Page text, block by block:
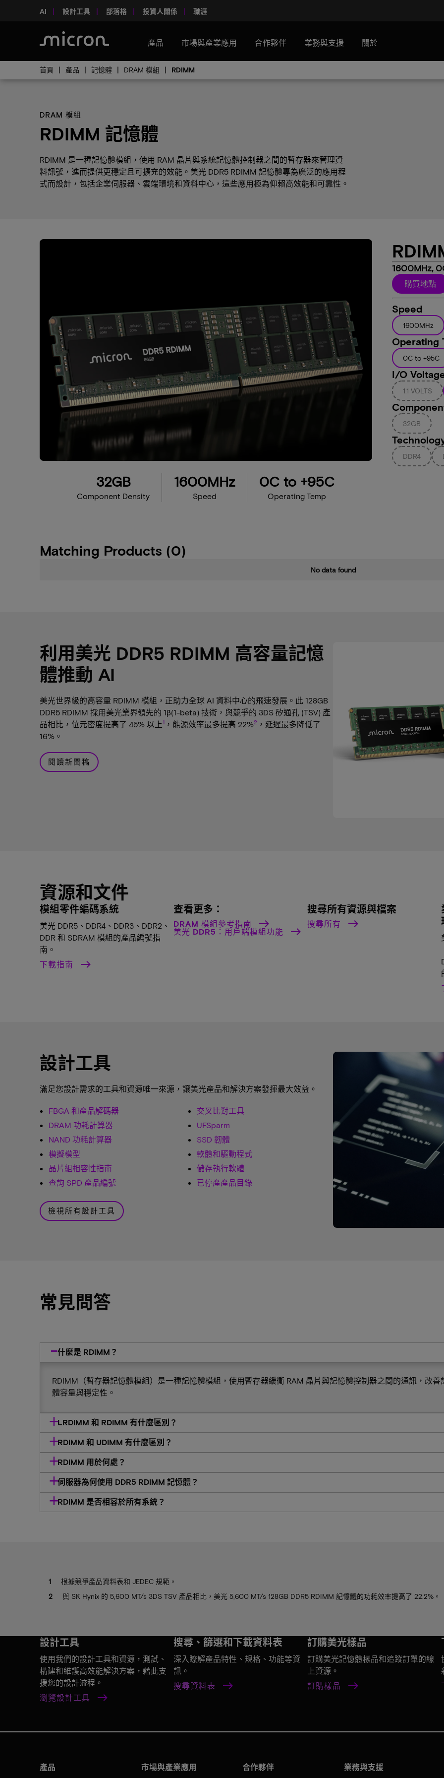
AI 設計工具 部落格 投資人關係 職涯
產品 市場與產業應用 合作夥伴 業務與支援 關於
首頁 產品 記憶體 DRAM 模組 RDIMM
DRAM 模組
RDIMM 記憶體
RDIMM 是一種記憶體模組，使用 RAM 晶片與系統記憶體控制器之間的暫存器來管理資
料訊號，進而提供更穩定且可擴充的效能。美光 DDR5 RDIMM 記憶體專為廣泛的應用程
式而設計，包括企業伺服器、雲端環境和資料中心，這些應用極為仰賴高效能和可靠性。
32GB
Component Density
1600MHz
Speed
0C to +95C
Operating Temp
1600MHz,
購買地點
Speed
1600MHz
Operating
0C to +95C
I/O
1.1 VOLTS
32GB
DDR4
Matching Products (0)
No data found
利用美光 DDR5 RDIMM 高容量記憶
體推動 AI
美光世界級的高容量 RDIMM 模組，正助力全球 AI 資料中心的飛速發展。此 128GB
DDR5 RDIMM 採用美光業界領先的 1β(1-beta) 技術，與競爭的 3DS 矽通孔 (TSV) 產
品相比，位元密度提高了 45% 以上1 ，能源效率最多提高 22%2 ，延遲最多降低了
16%。
閱讀新聞稿
資源和文件
模組零件編碼系統
美光 DDR5、DDR4、DDR3、DDR2、
DDR 和 SDRAM 模組的產品編號指
南。
下載指南
查看更多：
DRAM 模組參考指南
美光 DDR5：用戶端模組功能
搜尋所有資源與檔案
搜尋所有
設計工具
滿足您設計需求的工具和資源唯一來源，讓美光產品和解決方案發揮最大效益。
FBGA 和產品解碼器
DRAM 功耗計算器
NAND 功耗計算器
模擬模型
晶片組相容性指南
查詢 SPD 產品編號
交叉比對工具
UFSparm
SSD 韌體
軟體和驅動程式
儲存執行軟體
已停產產品目錄
檢視所有設計工具
常見問答
什麼是 RDIMM？
RDIMM（暫存器記憶體模組）是一種記憶體模組，使用暫存器緩衝 RAM 晶片與記憶體控制器之間的通訊，改
體容量與穩定性。
LRDIMM 和 RDIMM 有什麼區別？
RDIMM 和 UDIMM 有什麼區別？
RDIMM 用於何處？
伺服器為何使用 DDR5 RDIMM 記憶體？
RDIMM 是否相容於所有系統？
根據競爭產品資料表和 JEDEC 規範。
與 SK Hynix 的 5,600 MT/s 3DS TSV 產品相比，美光 5,600 MT/s 128GB DDR5 RDIMM 記憶體的功耗效率提高了 22.2%。
設計工具
使用我們的設計工具和資源，測試、
構建和維護高效能解決方案，藉此支
援您的設計流程。
瀏覽設計工具
搜尋、篩選和下載資料表
深入瞭解產品特性、規格、功能等資
訊。
搜尋資料表
訂購美光樣品
訂購美光記憶體樣品和追蹤訂單的線
上資源。
訂購樣品
產品 市場與產業應用 合作夥伴 業務與支援